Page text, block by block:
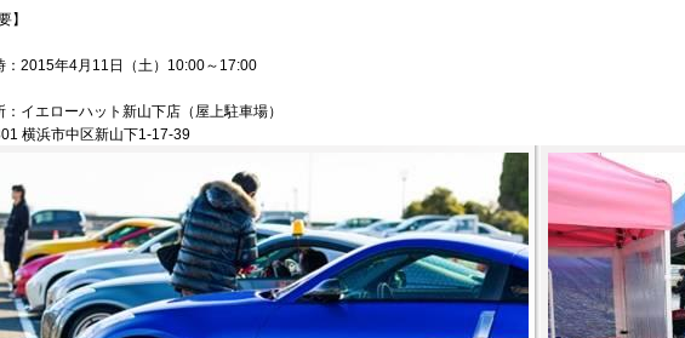
】
：2015年4月11日（土）10:00～17:00
エローハット新山下店（屋上駐車場）
横浜市中区新山下1-17-39